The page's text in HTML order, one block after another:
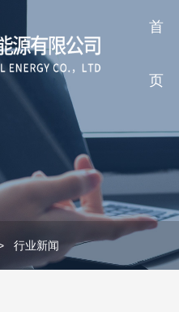
首
页
行业新闻